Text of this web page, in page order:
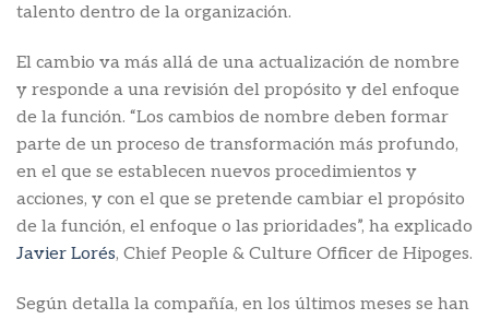
talento dentro de la organización.
El cambio va más allá de una actualización de nombre
y responde a una revisión del propósito y del enfoque
de la función. “Los cambios de nombre deben formar
parte de un proceso de transformación más profundo,
en el que se establecen nuevos procedimientos y
acciones, y con el que se pretende cambiar el propósito
de la función, el enfoque o las prioridades”, ha explicado
Javier Lorés, Chief People & Culture Officer de Hipoges.
Según detalla la compañía, en los últimos meses se han